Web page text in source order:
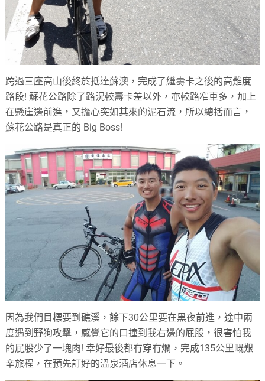
跨過三座高山後終於抵達蘇澳，完成了繼壽卡之後的高難度
路段! 蘇花公路除了路況較壽卡差以外，亦較路窄車多，加上
在懸崖邊前進，又擔心突如其來的泥石流，所以總括而言，
蘇花公路是真正的 Big Boss!
因為我們目標要到礁溪，餘下30公里要在黑夜前進，途中兩
度遇到野狗攻擊，感覺它的口撞到我右邊的屁股，很害怕我
的屁股少了一塊肉! 幸好最後都冇穿冇爛，完成135公里嘅艱
辛旅程，在預先訂好的溫泉酒店休息一下。